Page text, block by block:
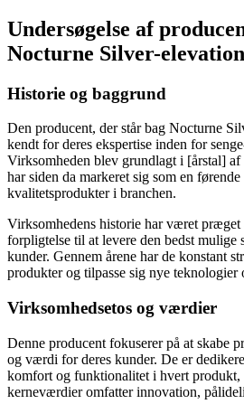
Undersøgelse af
Nocturne Silver-
Historie og baggrund
Den producent, der står bag Nocturne
kendt for deres ekspertise inden for
Virksomheden blev grundlagt i [årstal]
har siden da markeret sig som en
kvalitetsprodukter i branchen.
Virksomhedens historie har været
forpligtelse til at levere den bedst mulige
kunder. Gennem årene har de konstant
produkter og tilpasse sig nye teknologier
Virksomhedsetos og værdier
Denne producent fokuserer på at skabe
og værdi for deres kunder. De er
komfort og funktionalitet i hvert produkt,
kerneværdier omfatter innovation,